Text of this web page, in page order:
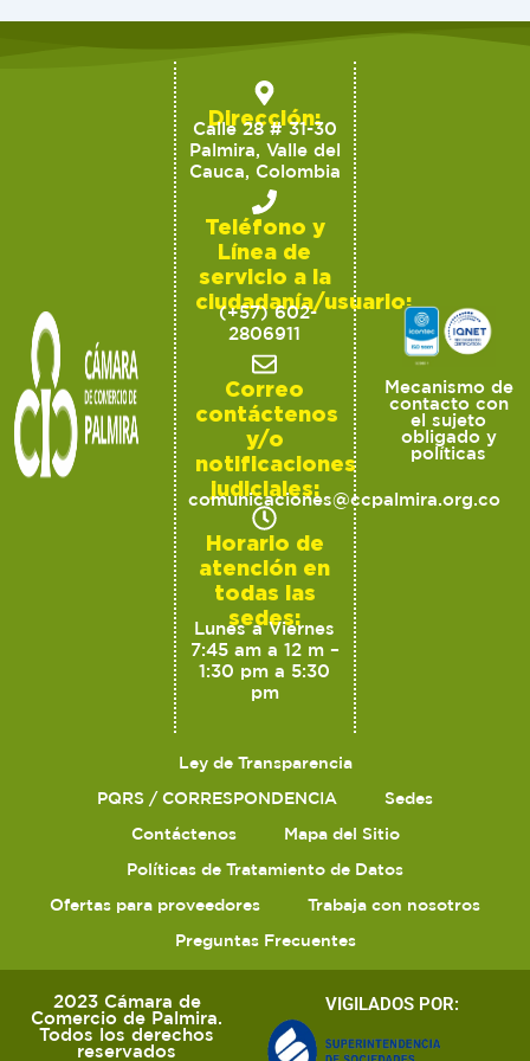
Dirección:
Calle 28 # 31-30
Palmira, Valle del
Cauca, Colombia
Teléfono y
Línea de
servicio a la
ciudadanía/usuario:
(+57) 602-
2806911
Correo
contáctenos
y/o
notificaciones
judiciales:
comunicaciones@ccpalmira.org.co
Horario de
atención en
todas las
sedes:
Lunes a Viernes
7:45 am a 12 m –
1:30 pm a 5:30
pm
Mecanismo de
contacto con
el sujeto
obligado y
políticas
Ley de Transparencia
PQRS / CORRESPONDENCIA
Sedes
Contáctenos
Mapa del Sitio
Políticas de Tratamiento de Datos
Ofertas para proveedores
Trabaja con nosotros
Preguntas Frecuentes
2023 Cámara de
Comercio de Palmira.
Todos los derechos
reservados
VIGILADOS POR: